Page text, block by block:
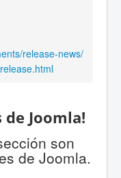
release-news/
Joomla!
son
de Joomla.